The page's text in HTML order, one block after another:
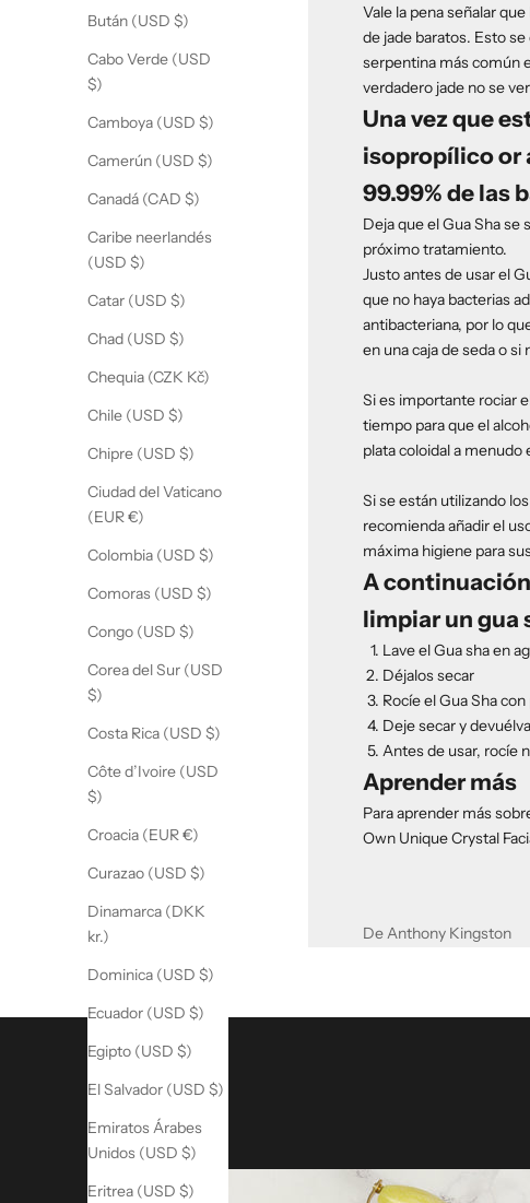
Bután (USD $)
Cabo Verde (USD
$)
Camboya (USD $)
Camerún (USD $)
Canadá (CAD $)
Caribe neerlandés
(USD $)
Catar (USD $)
Chad (USD $)
Chequia (CZK Kč)
Chile (USD $)
Chipre (USD $)
Ciudad del Vaticano
(EUR €)
Colombia (USD $)
Comoras (USD $)
Congo (USD $)
Corea del Sur (USD
$)
Costa Rica (USD $)
Côte d’Ivoire (USD
$)
Croacia (EUR €)
Curazao (USD $)
Dinamarca (DKK
kr.)
Dominica (USD $)
Ecuador (USD $)
Egipto (USD $)
El Salvador (USD $)
Emiratos Árabes
Unidos (USD $)
Eritrea (USD $)
Vale la pena señalar
de jade baratos. Esto
serpentina más común
verdadero jade no se
Una vez que
isopropílicoor
99.99% de las
Deja que el Gua Sha se
próximo tratamiento.
Justo antes de usar el
que no haya bacterias
antibacteriana, por lo
en una caja de seda o
Si es importante rociar
tiempo para que el
plata coloidal a menudo
Si se están utilizando
recomienda añadir el
máxima higiene para
A
limpiar un gua
Lave el Gua sha en
Déjalos secar
Rocíe el Gua Sha
Deje secar y
Antes de usar, rocíe
Aprender más
Para aprender más
Own Unique Crystal
De Anthony Kingston